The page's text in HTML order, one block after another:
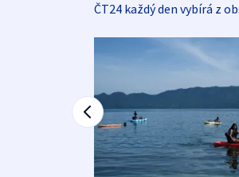
ČT24 každý den vybírá z